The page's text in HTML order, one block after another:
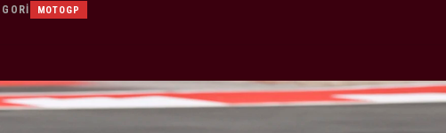
MOTOGP